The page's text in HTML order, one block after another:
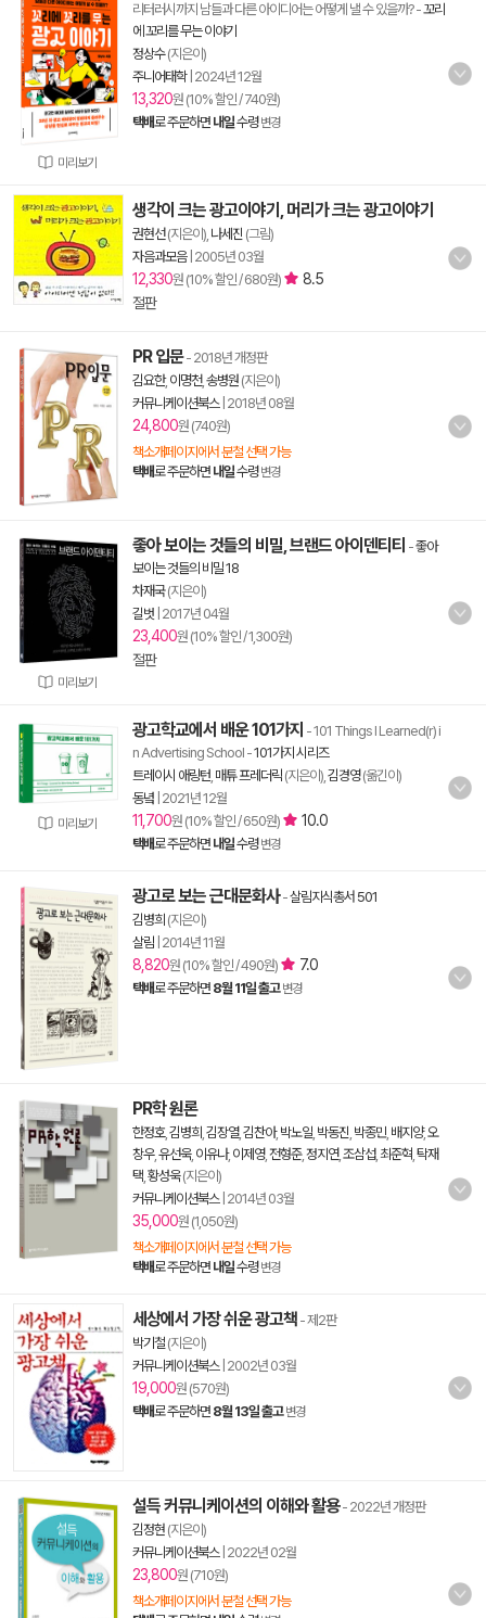
미리보기
리터러시까지 남들과 다른 아이디어는 어떻게 낼 수 있을까?-꼬리
에 꼬리를 무는 이야기
정상수(지은이)
주니어태학| 2024년 12월
13,320원 (10% 할인 / 740원)
택배로 주문하면 내일수령 변경
생각이 크는 광고이야기, 머리가 크는 광고이야기
권현선(지은이), 나세진 (그림)
자음과모음| 2005년 03월
12,330원 (10% 할인 / 680원)
8.5
절판
PR 입문- 2018년 개정판
김요한, 이명천, 송병원 (지은이)
커뮤니케이션북스| 2018년 08월
24,800원 (740원)
책소개페이지에서 분철 선택 가능
택배로 주문하면 내일수령 변경
미리보기
좋아 보이는 것들의 비밀, 브랜드 아이덴티티 -좋아
보이는 것들의 비밀 18
차재국(지은이)
길벗 2017년 04월
23,400원 (10% 할인 / 1,300원)
절판
미리보기
광고학교에서 배운 101가지 - 101 Things I Learned(r) i
n Advertising School -101가지 시리즈
트레이시 애링턴 매튜 프레더릭 (지은이), 김경영(옮긴이)
동녘 2021년 12월
11,700원 (10% 할인 / 650원) 10.0
택배로 주문하면 내일수령 변경
광고로 보는 근대문화사-살림지식총서 501
김병희 (지은이)
살림 2014년 11월
8,820원 (10% 할인 / 490원) 7.0
택배로 주문하면 8월 11일 출고 변경
PR학 원론
한정호, 김병희 김장열, 김찬아, 박노일 박동진 박종민, 배지양,오
창우, 유선욱, 이유나, 이제영, 전형준, 정지연, 조삼섭, 최준혁 탁재
택 황성욱(지은이)
커뮤니케이션북스| 2014년 03월
35,000원 (1,050원)
책소개페이지에서 분철 선택 가능
택배로 주문하면 내일수령 변경
세상에서 가장 쉬운 광고책 - 제2판
박기철 (지은이)
커뮤니케이션북스| 2002년 03월
19,000원 (570원)
택배로 주문하면 8월 13일 출고 변경
설득 커뮤니케이션의 이해와 활용- 2022년 개정판
김정현 (지은이)
커뮤니케이션북스| 2022년 02월
23,800원 (710원)
책소개페이지에서 분철 선택 가능